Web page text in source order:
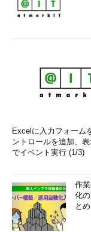
Excelに入力フォーム
ントロールを追加、
でイベント実行 (1/3)
作
化
と